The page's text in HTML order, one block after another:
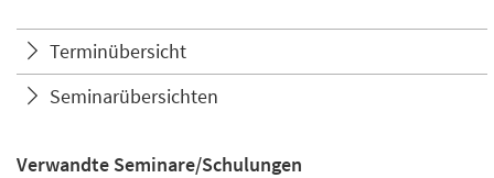
Terminübersicht
Seminarübersichten
Verwandte Seminare/Schulungen